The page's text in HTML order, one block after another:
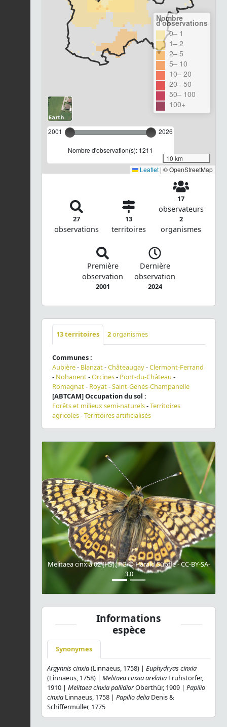
2001 2026
Nombre d'observation(s): 1211
Nombre
d'observations
0– 1
1– 2
2– 5
5– 10
10– 20
20– 50
50– 100
100+
10 km
Leaflet | © OpenStreetMap
27
observations
13
territoires
17
observateurs
2
organismes
Première
observation
2001
Dernière
observation
2024
13territoires 2organismes
Communes :
Aubière- Blanzat-Châteaugay-Clermont-Ferrand
- Nohanent-Orcines- Pont-du-Château -
Romagnat- Royat-Saint-Genès-Champanelle
[ABTCAM] Occupation du sol :
Forêts et milieux semi-naturels-Territoires
agricoles-Territoires artificialisés
Melitaea cinxia 02 (HS).JPG © Harald Süpfle - CC-BY-SA-
3.0
Previous Next
Informations
espèce
Synonymes
Argynnis cinxia(Linnaeus, 1758) | Euphydryas cinxia
(Linnaeus, 1758) | Melitaea cinxia arelatia Fruhstorfer,
1910 | Melitaea cinxia pallidiorOberthür, 1909 | Papilio
cinxia Linnaeus, 1758 | Papilio delia Denis &
Schiffermüller, 1775